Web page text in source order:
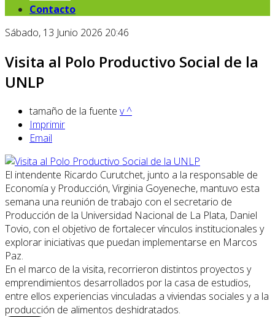
Contacto
Sábado, 13 Junio 2026 20:46
Visita al Polo Productivo Social de la
UNLP
tamaño de la fuente v^
Imprimir
Email
El intendente Ricardo Curutchet, junto a la responsable de
Economía y Producción, Virginia Goyeneche, mantuvo esta
semana una reunión de trabajo con el secretario de
Producción de la Universidad Nacional de La Plata, Daniel
Tovio, con el objetivo de fortalecer vínculos institucionales y
explorar iniciativas que puedan implementarse en Marcos
Paz.
En el marco de la visita, recorrieron distintos proyectos y
emprendimientos desarrollados por la casa de estudios,
entre ellos experiencias vinculadas a viviendas sociales y a la
producción de alimentos deshidratados.